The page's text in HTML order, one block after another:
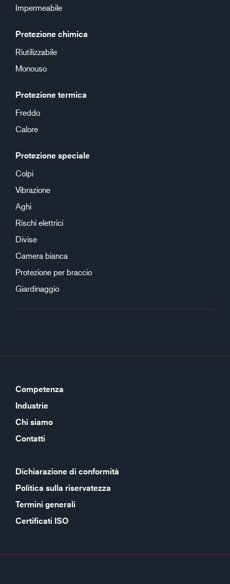
Impermeabile
Protezione chimica
Riutilizzabile
Monouso
Protezione termica
Freddo
Calore
Protezione speciale
Colpi
Vibrazione
Aghi
Rischi elettrici
Divise
Camera bianca
Protezione per braccio
Giardinaggio
Competenza
Industrie
Chi siamo
Contatti
Dichiarazione di conformità
Politica sulla riservatezza
Termini generali
Certificati ISO